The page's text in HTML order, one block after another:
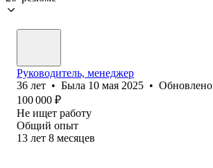
Руководитель, менеджер
36 лет • Была 10 мая 2025 • Обновлено
100 000 ₽
Не ищет работу
Общий опыт
13 лет 8 месяцев